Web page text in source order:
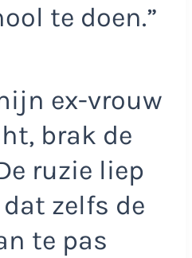
te doen.”
ex-vrouw
brak de
ruzie liep
zelfs de
te pas